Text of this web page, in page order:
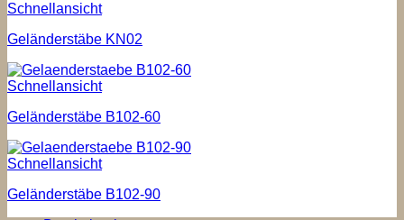
Schnellansicht
Geländerstäbe KN02
Schnellansicht
Geländerstäbe B102-60
Schnellansicht
Geländerstäbe B102-90